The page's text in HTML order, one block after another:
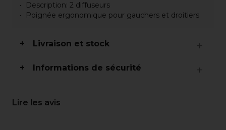
Description: 2 diffuseurs
Poignée ergonomique pour gauchers et droitiers
Livraison et stock
Informations de sécurité
Lire les avis